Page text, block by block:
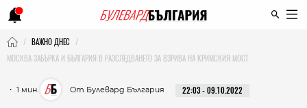
ВАЖНО ДНЕС
МОСКВА ЗАБЪРКА И БЪЛГАРИЯ В РАЗСЛЕДВАНЕТО ЗА ВЗРИВА НА КРИМСКИЯ МОСТ
・ 1 мин. От Булевард България 22:03 - 09.10.2022